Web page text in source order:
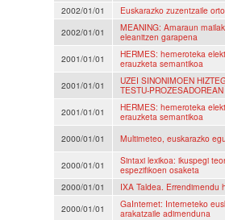
2002/01/01
Euskarazko zuzentzaile
2002/01/01
MEANING: Amaraun
eleanitzen garapena
2001/01/01
HERMES: hemeroteka
erauzketa semantikoa
2001/01/01
UZEI SINONIMOEN
TESTU-PROZESADOREAN
2001/01/01
HERMES: hemeroteka
erauzketa semantikoa
2000/01/01
Multimeteo, euskarazko
2000/01/01
Sintaxi lexikoa: ikuspegi
espezifikoen osaketa
2000/01/01
IXA Taldea. Errendimendu
2000/01/01
GaInternet: Interneteko
arakatzaile adimenduna